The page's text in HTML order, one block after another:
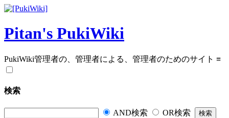
Pitan's PukiWiki
PukiWiki管理者の、管理者による、管理者のためのサイト ≡
検索
AND検索
OR検索